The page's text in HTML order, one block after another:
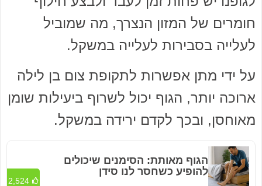
חומרים של המזון הנצרך, מה שמוביל
לעלייה בסבירות לעלייה במשקל.
על ידי מתן אפשרות לתקופת צום בן לילה
ארוכה יותר, הגוף יכול לשרוף ביעילות שומן
מאוחסן, ובכך לקדם ירידה במשקל.
הגוף מאותת: הסימנים שיכולים
להופיע כשחסר לנו סידן
2,524